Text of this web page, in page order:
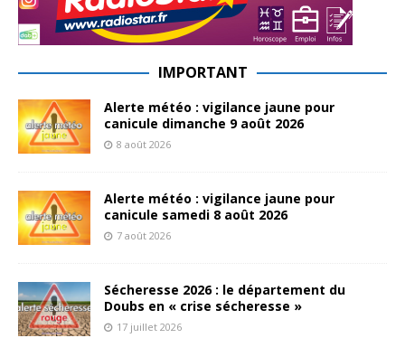
IMPORTANT
Alerte météo : vigilance jaune pour
canicule dimanche 9 août 2026
8 août 2026
Alerte météo : vigilance jaune pour
canicule samedi 8 août 2026
7 août 2026
Sécheresse 2026 : le département du
Doubs en « crise sécheresse »
17 juillet 2026